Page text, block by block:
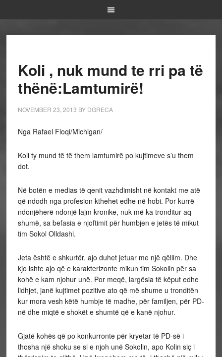
Koli , nuk mund te rri pa të
thënë:Lamtumirë!
NOVEMBER 23, 2013 BY DGRECA
Nga Rafael Floqi/Michigan/
Koli ty mund të të them lamtumirë po kujtimeve s’u them
dot.
Në botën e medias të qenit vazhdimisht në kontakt me atë
që ndodh nga profesion kthehet edhe në hobi. Por kurrë
ndonjëherë ndonjë lajm kronike, nuk më ka tronditur aq
shumë, sa befasia e njoftimit për humbjen e jetës të mikut
tim Sokol Olldashi.
Jeta është e shkurtër, ajo duhet jetuar me një qëllim. Dhe
kjo ishte ajo që e karakterizonte mikun tim Sokolin për sa
kohë e kam njohur unë. Por meqë, largësia të këput edhe
lidhjet, janë kujtimet pozitive ato që më shume u tronditën
kur mora vesh këtë humbje të madhe, për familjen, për PD-
në dhe miqtë e shokët e shumtë që e kanë njohur.
Gjatë kohës që po konkurronte për kryetar të PD-së i
thosha një shoku se si e njoh unë Sokolin, apo Kolin siç i